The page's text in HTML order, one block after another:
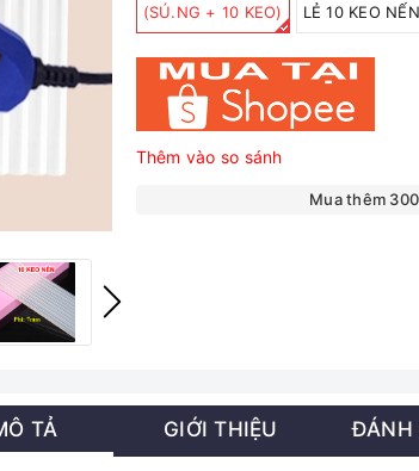
(SÚ.NG + 10 KEO) LẺ 10 KEO NẾN
Thêm vào so sánh
Mua thêm
TẢ GIỚI THIỆU ĐÁNH